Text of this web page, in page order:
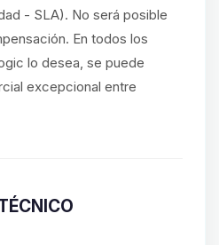
- SLA). No será posible
En todos los
lo desea, se puede
excepcional entre